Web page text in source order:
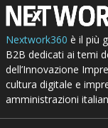
Nextwork360 è il più
B2B dedicati ai temi
dell’Innovazione
cultura digitale e
amministrazioni